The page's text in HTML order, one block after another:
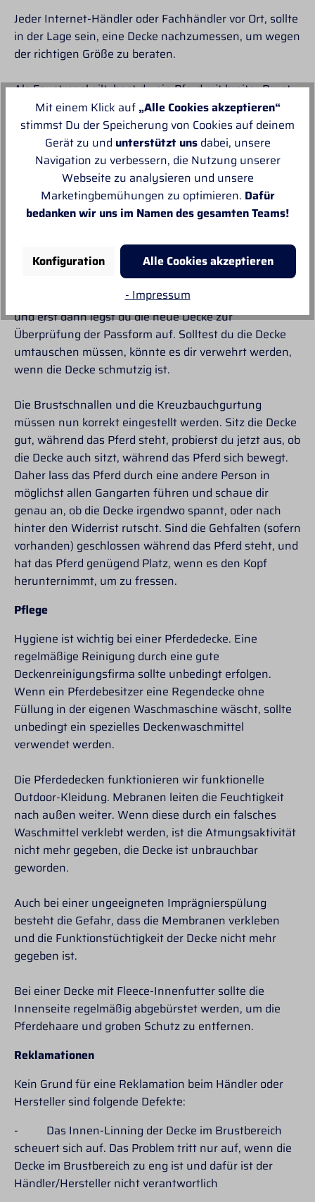
Jeder Internet-Händler oder Fachhändler vor Ort, sollte
in der Lage sein, eine Decke nachzumessen, um wegen
der richtigen Größe zu beraten.
Als Faustregel gilt, hast du ein Pferd mit breiter Brust,
so wähle die Decke eine Nummer größer.
Deine neue Decke ist da
Egal ob du deine neue Decke online oder bei einem
Reitsportfachhändler deine Vertrauens vor Ort gekauft
hast, du weißt meistens noch nicht, ob die Decke
wirklich passt. Bitte unbedingt vor dem Kauf den
dem Kauf umtauschen darfst. Jedes Deckenmodell fällt
ein kleines bisschen anders aus.
Du legt deinem Pferd eine saubere Abschwitzdecke auf
und erst dann legst du die neue Decke zur
Überprüfung der Passform auf. Solltest du die Decke
umtauschen müssen, könnte es dir verwehrt werden,
wenn die Decke schmutzig ist.
Die Brustschnallen und die Kreuzbauchgurtung
müssen nun korrekt eingestellt werden. Sitz die Decke
gut, während das Pferd steht, probierst du jetzt aus, ob
die Decke auch sitzt, während das Pferd sich bewegt.
Daher lass das Pferd durch eine andere Person in
möglichst allen Gangarten führen und schaue dir
genau an, ob die Decke irgendwo spannt, oder nach
hinter den Widerrist rutscht. Sind die Gehfalten (sofern
vorhanden) geschlossen während das Pferd steht, und
hat das Pferd genügend Platz, wenn es den Kopf
herunternimmt, um zu fressen.
Pflege
Hygiene ist wichtig bei einer Pferdedecke. Eine
regelmäßige Reinigung durch eine gute
Deckenreinigungsfirma sollte unbedingt erfolgen.
Wenn ein Pferdebesitzer eine Regendecke ohne
Füllung in der eigenen Waschmaschine wäscht, sollte
unbedingt ein spezielles Deckenwaschmittel
verwendet werden.
Die Pferdedecken funktionieren wir funktionelle
Outdoor-Kleidung. Mebranen leiten die Feuchtigkeit
nach außen weiter. Wenn diese durch ein falsches
Waschmittel verklebt werden, ist die Atmungsaktivität
nicht mehr gegeben, die Decke ist unbrauchbar
geworden.
Auch bei einer ungeeigneten Imprägnierspülung
besteht die Gefahr, dass die Membranen verkleben
und die Funktionstüchtigkeit der Decke nicht mehr
gegeben ist.
Bei einer Decke mit Fleece-Innenfutter sollte die
Innenseite regelmäßig abgebürstet werden, um die
Pferdehaare und groben Schutz zu entfernen.
Reklamationen
Kein Grund für eine Reklamation beim Händler oder
Hersteller sind folgende Defekte:
- Das Innen-Linning der Decke im Brustbereich
scheuert sich auf. Das Problem tritt nur auf, wenn die
Decke im Brustbereich zu eng ist und dafür ist der
Händler/Hersteller nicht verantwortlich
Mit einem Klick auf „Alle Cookies akzeptieren“
stimmst Du der Speicherung von Cookies auf deinem
Gerät zu und unterstützt unsdabei, unsere
Navigation zu verbessern, die Nutzung unserer
Webseite zu analysieren und unsere
Marketingbemühungen zu optimieren. Dafür
bedanken wir uns im Namen des gesamten Teams!
Konfiguration
Alle Cookies akzeptieren
- Impressum